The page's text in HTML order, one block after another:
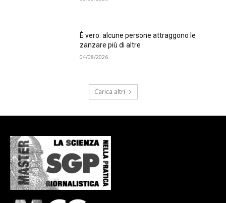
È vero: alcune persone attraggono le
zanzare più di altre
04/08/2026
Carica altri